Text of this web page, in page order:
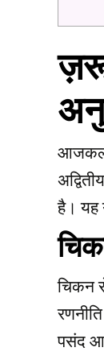
आजकल
है। यह
चिकन
पसंद